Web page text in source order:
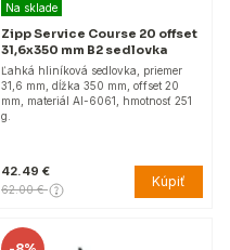
Na sklade
Zipp Service Course 20 offset
31,6x350 mm B2 sedlovka
Ľahká hliníková sedlovka, priemer
31,6 mm, dĺžka 350 mm, offset 20
mm, materiál Al-6061, hmotnosť 251
g.
42.49 €
62.00 € Kúpiť